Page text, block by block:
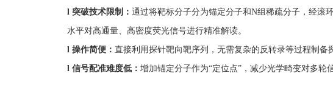
l 突破技术限制： 通过将靶标分子分为锚定分子和N组稀疏分子 ，经滚
水平对高通量、高密度荧光信号进行精准解读。
l 操作简便： 直接利用探针靶向靶序列，无需复杂的反转录等过程制备
l 信号配准难度低： 增加锚定分子作为“定位点”，减少光学畸变对多轮